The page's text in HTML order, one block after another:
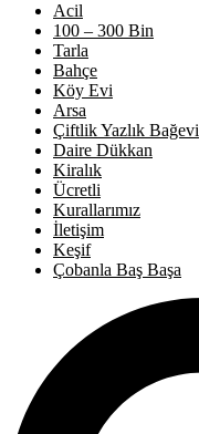
Acil
100 – 300 Bin
Tarla
Bahçe
Köy Evi
Arsa
Çiftlik Yazlık Bağevi
Daire Dükkan
Kiralık
Ücretli
Kurallarımız
İletişim
Keşif
Çobanla Baş Başa